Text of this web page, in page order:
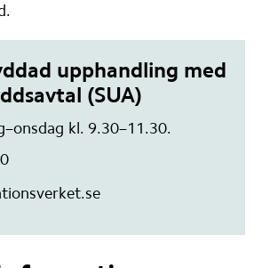
upphandling med
(SUA)
kl. 9.30–11.30.